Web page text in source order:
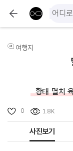
여행지
황태 멸치
0 1.8K
사진보기